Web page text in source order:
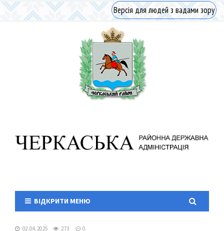
Версія для людей з вадами зору
ВІДКРИТИ МЕНЮ
02.04.2025 273
0